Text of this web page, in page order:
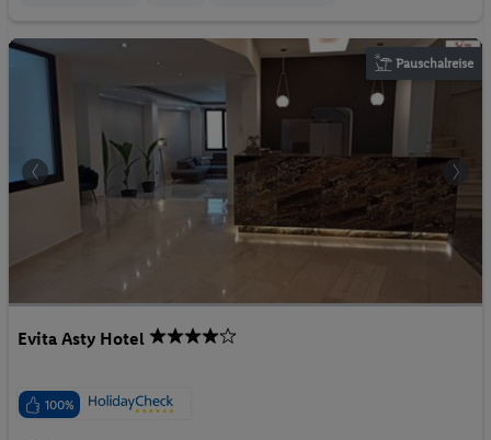
Pauschalreise
Evita Asty Hotel
100%